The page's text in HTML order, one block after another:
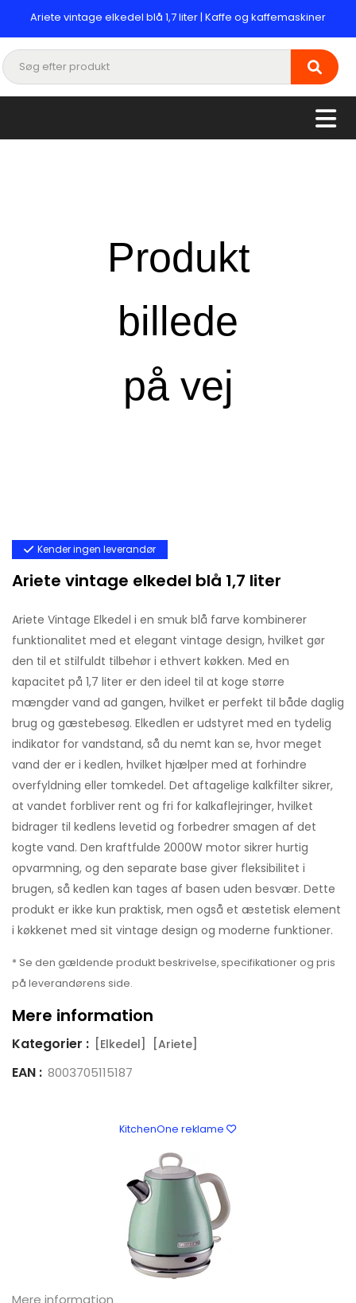
Ariete vintage elkedel blå 1,7 liter | Kaffe og kaffemaskiner
Kender ingen leverandør
Ariete vintage elkedel blå 1,7 liter
Ariete Vintage Elkedel i en smuk blå farve kombinerer
funktionalitet med et elegant vintage design, hvilket gør
den til et stilfuldt tilbehør i ethvert køkken. Med en
kapacitet på 1,7 liter er den ideel til at koge større
mængder vand ad gangen, hvilket er perfekt til både daglig
brug og gæstebesøg. Elkedlen er udstyret med en tydelig
indikator for vandstand, så du nemt kan se, hvor meget
vand der er i kedlen, hvilket hjælper med at forhindre
overfyldning eller tomkedel. Det aftagelige kalkfilter sikrer,
at vandet forbliver rent og fri for kalkaflejringer, hvilket
bidrager til kedlens levetid og forbedrer smagen af det
kogte vand. Den kraftfulde 2000W motor sikrer hurtig
opvarmning, og den separate base giver fleksibilitet i
brugen, så kedlen kan tages af basen uden besvær. Dette
produkt er ikke kun praktisk, men også et æstetisk element
i køkkenet med sit vintage design og moderne funktioner.
* Se den gældende produkt beskrivelse, specifikationer og pris
på leverandørens side.
Mere information
Kategorier : [Elkedel] [Ariete]
EAN : 8003705115187
KitchenOne reklame
Mere information